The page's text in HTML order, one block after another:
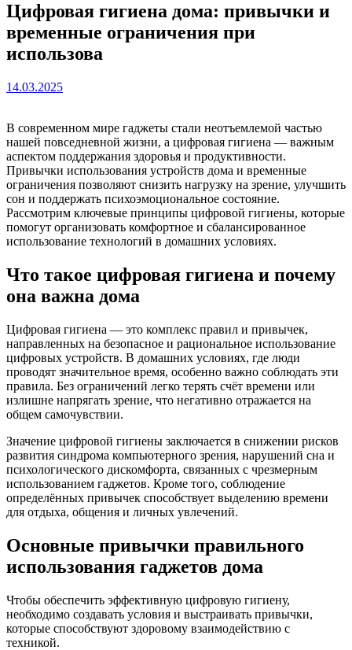
Цифровая гигиена дома: привычки и
временные ограничения при
использова
14.03.2025
В современном мире гаджеты стали неотъемлемой частью
нашей повседневной жизни, а цифровая гигиена — важным
аспектом поддержания здоровья и продуктивности.
Привычки использования устройств дома и временные
ограничения позволяют снизить нагрузку на зрение, улучшить
сон и поддержать психоэмоциональное состояние.
Рассмотрим ключевые принципы цифровой гигиены, которые
помогут организовать комфортное и сбалансированное
использование технологий в домашних условиях.
Что такое цифровая гигиена и почему
она важна дома
Цифровая гигиена — это комплекс правил и привычек,
направленных на безопасное и рациональное использование
цифровых устройств. В домашних условиях, где люди
проводят значительное время, особенно важно соблюдать эти
правила. Без ограничений легко терять счёт времени или
излишне напрягать зрение, что негативно отражается на
общем самочувствии.
Значение цифровой гигиены заключается в снижении рисков
развития синдрома компьютерного зрения, нарушений сна и
психологического дискомфорта, связанных с чрезмерным
использованием гаджетов. Кроме того, соблюдение
определённых привычек способствует выделению времени
для отдыха, общения и личных увлечений.
Основные привычки правильного
использования гаджетов дома
Чтобы обеспечить эффективную цифровую гигиену,
необходимо создавать условия и выстраивать привычки,
которые способствуют здоровому взаимодействию с
техникой.